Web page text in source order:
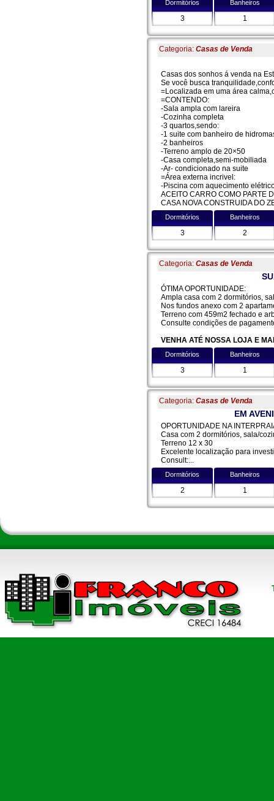
Dormitórios Banheiros
3 1
Categoria: Casas de Venda
Casas dos sonhos á venda na
Se você busca
=Localizada em uma área
=CONTENDO:
-Sala ampla com lareira
-Cozinha completa
-3 quartos,sendo:
-1 suite com banheiro de
-2 banheiros
-Terreno amplo de 20×50
-Casa completa,semi-mobiliada
-Ar- condicionado na suite
=Área externa incrivel:
-Piscina com aquecimento
ACEITO CARRO COMO PARTE
CASA NOVA CONSTRUIDA DO
Dormitórios Banheiros
3 2
Categoria: Casas de Venda
ÓTIMA OPORTUNIDADE:
Ampla casa com 2 dormitórios,
Nos fundos anexo com 2
Terreno com 459m2 fechado e
Consulte condições de
VENHA ATÉ NOSSA LOJA E
Dormitórios Banheiros
3 1
Categoria: Casas de Venda
EM
OPORTUNIDADE NA
Casa com 2 dormitórios, sala/
Terreno 12 x 30
Excelente localização para
Consult:...
Dormitórios Banheiros
2 1